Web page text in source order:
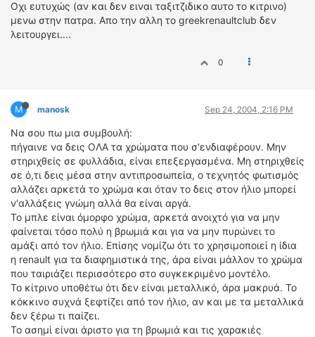
Οχι ευτυχώς (αν και δεν ειναι ταξιτζιδικο αυτο το κιτρινο)
μενω στην πατρα. Απο την αλλη το greekrenaultclub δεν
λειτουργει....
0
M manosk Sep 24, 2004, 2:16 PM
Να σου πω μια συμβουλή:
πήγαινε να δεις ΟΛΑ τα χρώματα που σ'ενδιαφέρουν. Μην
στηριχθείς σε φυλλάδια, είναι επεξεργασμένα. Μη στηριχθείς
σε ό,τι δεις μέσα στην αντιπροσωπεία, ο τεχνητός φωτισμός
αλλάζει αρκετά το χρώμα και όταν το δεις στον ήλιο μπορεί
ν'αλλάξεις γνώμη αλλά θα είναι αργά.
Το μπλε είναι όμορφο χρώμα, αρκετά ανοιχτό για να μην
φαίνεται τόσο πολύ η βρωμιά και για να μην πυρώνει το
αμάξι από τον ήλιο. Επίσης νομίζω ότι το χρησιμοποιεί η ίδια
η renault για τα διαφημιστικά της, άρα είναι μάλλον το χρώμα
που ταιριάζει περισσότερο στο συγκεκριμένο μοντέλο.
Το κίτρινο υποθέτω ότι δεν είναι μεταλλικό, άρα μακρυά. Το
κόκκινο συχνά ξεφτίζει από τον ήλιο, αν και με τα μεταλλικά
δεν ξέρω τι παίζει.
Το ασημί είναι άριστο για τη βρωμιά και τις χαρακιές